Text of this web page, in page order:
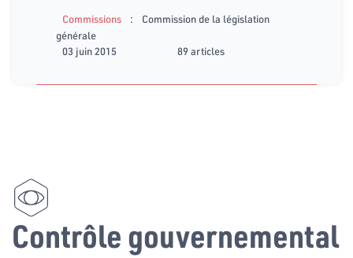
Commissions :
Commission de la législation
générale
03 juin 2015
89 articles
Contrôle gouvernemental